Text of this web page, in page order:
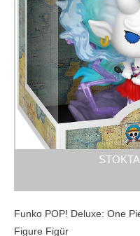
Funko POP! Deluxe: One
Figure Figür